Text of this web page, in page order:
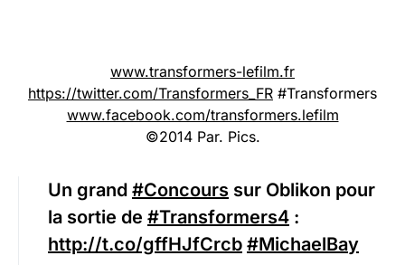
www.transformers-lefilm.fr
https://twitter.com/Transformers_FR #Transformers
www.facebook.com/transformers.lefilm
©2014 Par. Pics.
Un grand #Concours sur Oblikon pour
la sortie de #Transformers4 :
http://t.co/gffHJfCrcb #MichaelBay